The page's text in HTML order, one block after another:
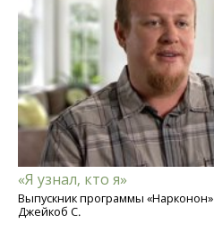
«Я узнал, кто я»
Выпускник программы «Нарконон»
Джейкоб С.